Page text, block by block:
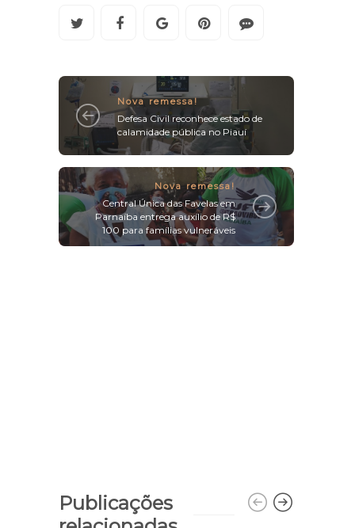
Nova remessa!
Defesa Civil reconhece estado de
calamidade pública no Piauí
Nova remessa!
Central Única das Favelas em
Parnaíba entrega auxílio de R$
100 para famílias vulneráveis
Publicações